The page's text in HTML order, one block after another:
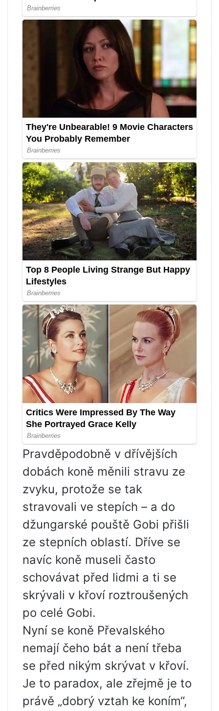
Pravděpodobně v dřívějších
dobách koně měnili stravu ze
zvyku, protože se tak
stravovali ve stepích – a do
džungarské pouště Gobi přišli
ze stepních oblastí. Dříve se
navíc koně museli často
schovávat před lidmi a ti se
skrývali v křoví roztroušených
po celé Gobi.
Nyní se koně Převalského
nemají čeho bát a není třeba
se před nikým skrývat v křoví.
Je to paradox, ale zřejmě je to
právě „dobrý vztah ke koním“,